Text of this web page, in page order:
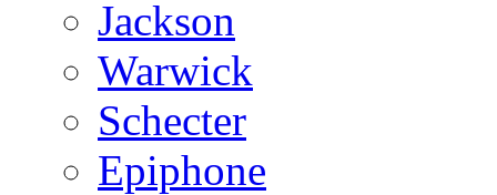
Jackson
Warwick
Schecter
Epiphone